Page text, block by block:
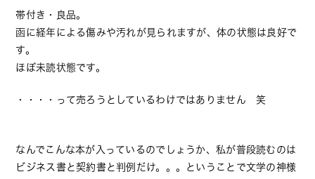
帯付き・良品。
函に経年による傷みや汚れが見られますが、体の状態は良好で
す。
ほぼ未読状態です。
・・・・って売ろうとしているわけではありません 笑
なんでこんな本が入っているのでしょうか、私が普段読むのは
ビジネス書と契約書と判例だけ。。。ということで文学の神様